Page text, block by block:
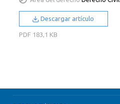
Descargar artículo
PDF 183,1 KB